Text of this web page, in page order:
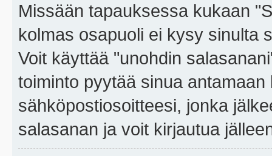
Missään tapauksessa kukaan
kolmas osapuoli ei kysy sinulta
Voit käyttää "unohdin
toiminto pyytää sinua
sähköpostiosoitteesi, jonka
salasanan ja voit kirjautua